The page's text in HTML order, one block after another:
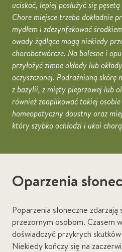
uciskać, lepiej posłużyć się
Chore miejsce trzeba dokładnie
mydłem i zdezynfekować
owady żądlące mogą niekiedy
chorobotwórcze. Na bolesne i
przyłożyć zimne okłady lub
oczyszczonej. Podrażnioną skórę
z bazylii, z mięty pieprzowej lub
również zaaplikować takiej
homeopatyczny doustny oraz
który szybko ochłodzi i ukoi
Oparzenia
Poparzenia słoneczne
przezornym osobom. Czasem
doświadczyć przykrych
Niekiedy kończy się na